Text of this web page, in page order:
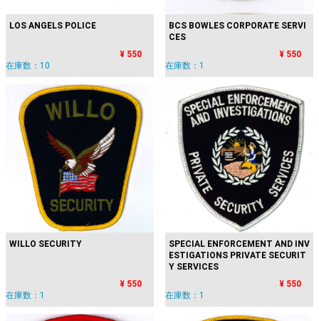
LOS ANGELS POLICE
¥ 550
在庫数：10
BCS BOWLES CORPORATE SERVI
CES
¥ 550
在庫数：1
WILLO SECURITY
¥ 550
在庫数：1
SPECIAL ENFORCEMENT AND INV
ESTIGATIONS PRIVATE SECURIT
Y SERVICES
¥ 550
在庫数：1